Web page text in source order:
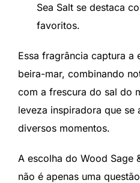
Sea Salt se destaca
favoritos.
Essa fragrância captura a
beira-mar, combinando
com a frescura do sal do
leveza inspiradora que se
diversos momentos.
A escolha do Wood Sage
não é apenas uma